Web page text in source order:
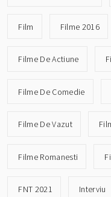
Film Filme 2016
Filme De Actiune
Filme De Comedie
Filme De Vazut
Filme Romanesti
FNT 2021 Interviu